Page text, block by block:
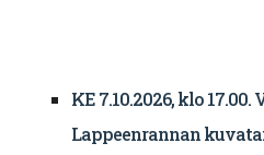
KE 7.10.2026, klo 17.00.
Lappeenrannan